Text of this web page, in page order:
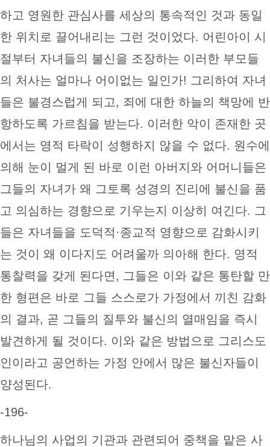
하고 영원한 관심사를 세상의 통속적인 것과 동일
한 위치로 끌어내리는 그런 것이었다. 어린아이 시
절부터 자녀들의 불신을 조장하는 이러한 부모들
의 처사는 얼마나 어이없는 일인가! 그리하여 자녀
들은 불경스럽게 되고, 죄에 대한 하늘의 책망에 반
항하도록 가르침을 받는다. 이러한 악이 존재한 곳
에서는 영적 타락이 성행하지 않을 수 없다. 원수에
의해 눈이 멀게 된 바로 이런 아버지와 어머니들은
그들의 자녀가 왜 그토록 성경의 진리에 불신을 품
고 의심하는 경향으로 기우는지 이상히 여긴다. 그
들은 자녀들을 도덕적·종교적 영향으로 감화시키
는 것이 왜 이다지도 어려울까 의아해 한다. 영적
통찰력을 갖게 된다면, 그들은 이와 같은 통탄할 만
한 형편은 바로 그들 스스로가 가정에서 끼친 감화
의 결과, 곧 그들의 질투와 불신의 열매임을 즉시
발견하게 될 것이다. 이와 같은 방법으로 그리스도
인이라고 공언하는 가정 안에서 많은 불신자들이
양성된다.
-196-
하나님의 사업의 기관과 관련되어 중책을 맡은 사